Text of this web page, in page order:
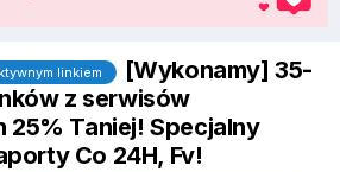
linkiem
[Wykonamy] 35-
z serwisów
25% Taniej! Specjalny
Co 24H, Fv!